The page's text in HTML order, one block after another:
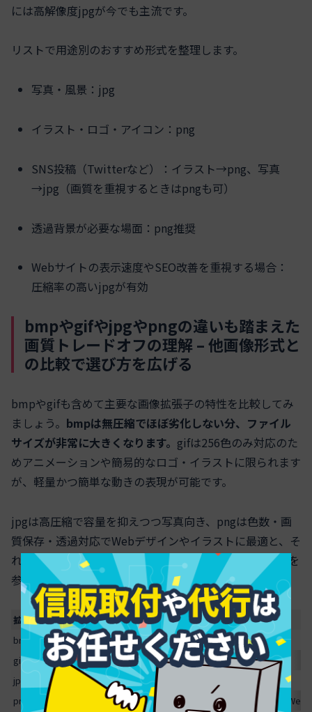
には高解像度jpgが今でも主流です。
リストで用途別のおすすめ形式を整理します。
写真・風景：jpg
イラスト・ロゴ・アイコン：png
SNS投稿（Twitterなど）：イラスト→png、写真
→jpg（画質を重視するときはpngも可）
透過背景が必要な場面：png推奨
Webサイトの表示速度やSEO改善を重視する場合：
圧縮率の高いjpgが有効
bmpやgifやjpgやpngの違いも踏まえた
画質トレードオフの理解 – 他画像形式と
の比較で選び方を広げる
bmpやgifも含めて主要な画像拡張子の特性を比較してみ
ましょう。 bmpは無圧縮でほぼ劣化しない分、ファイル
サイズが非常に大きくなります。 gifは256色のみ対応のた
めアニメーションや簡易的なロゴ・イラストに限られます
が、軽量かつ簡単な動きの表現が可能です。
jpgは高圧縮で容量を抑えつつ写真向き、pngは色数・画
質保存・透過対応でWebデザインやイラストに最適と、そ
れぞれのフォーマットに強みがあります。以下の比較表を
参考にしてください。
拡張子 画質 圧縮方法 透明度 色数
主な用途
bmp
高 無圧縮 × フルカラー 印刷、資料
gif
中 可逆 ○ 256色
簡易アニメ、ロゴ
jpg
中～高 非可逆 × フルカラー
png
高 ○ フルカラー イラスト、透過画像、Web
スクロールできます